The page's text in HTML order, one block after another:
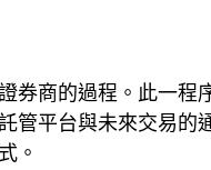
券商的過程。此一程
管平台與未來交易的
。